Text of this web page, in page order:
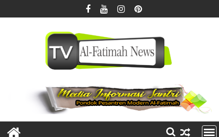
to